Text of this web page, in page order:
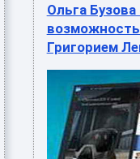
Ольга
Григорием